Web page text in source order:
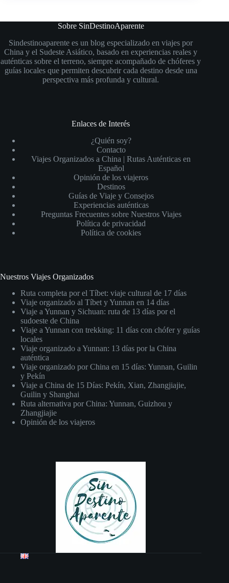
Sobre SinDestinoAparente
Sindestinoaparente es un blog especializado en viajes por
China y el Sudeste Asiático, basado en experiencias reales y
auténticas sobre el terreno, siempre acompañado de chóferes y
guías locales que permiten descubrir cada destino desde una
perspectiva más profunda y cultural.
Enlaces de Interés
¿Quién soy?
Contacto
Viajes Organizados a China | Rutas Auténticas en
Español
Opinión de los viajeros
Destinos
Guías de Viaje y Consejos
Experiencias auténticas
Preguntas Frecuentes sobre Nuestros Viajes
Política de privacidad
Política de cookies
Nuestros Viajes Organizados
Ruta completa por el Tíbet: viaje cultural de 17 días
Viaje organizado al Tíbet y Yunnan en 14 días
Viaje a Yunnan y Sichuan: ruta de 13 días por el
sudoeste de China
Viaje a Yunnan con trekking: 11 días con chófer y guías
locales
Viaje organizado a Yunnan: 13 días por la China
auténtica
Viaje organizado por China en 15 días: Yunnan, Guilin
y Pekín
Viaje a China de 15 Días: Pekín, Xian, Zhangjiajie,
Guilin y Shanghai
Ruta alternativa por China: Yunnan, Guizhou y
Zhangjiajie
Opinión de los viajeros